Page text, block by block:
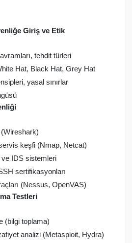
Giriş ve Etik
tehdit türleri
Hat, Black Hat, Grey Hat
yasal sınırlar
keşfi (Nmap, Netcat)
ve IDS sistemleri
sertifikasyonları
(Nessus, OpenVAS)
Testleri
(bilgi toplama)
analizi (Metasploit, Hydra)